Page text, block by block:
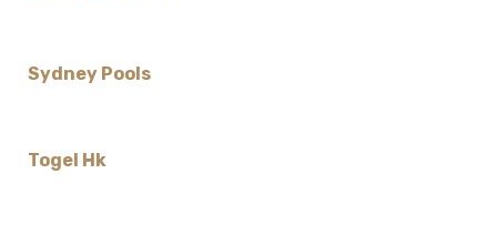
Sydney Pools
Togel Hk